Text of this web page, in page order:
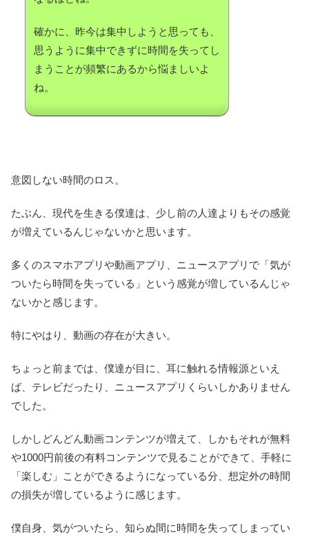
確かに、昨今は集中しようと思っても、
思うように集中できずに時間を失ってし
まうことが頻繁にあるから悩ましいよ
ね。
意図しない時間のロス。
たぶん、現代を生きる僕達は、少し前の人達よりもその感覚
が増えているんじゃないかと思います。
多くのスマホアプリや動画アプリ、ニュースアプリで「気が
ついたら時間を失っている」という感覚が増しているんじゃ
ないかと感じます。
特にやはり、動画の存在が大きい。
ちょっと前までは、僕達が目に、耳に触れる情報源といえ
ば、テレビだったり、ニュースアプリくらいしかありません
でした。
しかしどんどん動画コンテンツが増えて、しかもそれが無料
や1000円前後の有料コンテンツで見ることができて、手軽に
「楽しむ」ことができるようになっている分、想定外の時間
の損失が増しているように感じます。
僕自身、気がついたら、知らぬ間に時間を失ってしまってい